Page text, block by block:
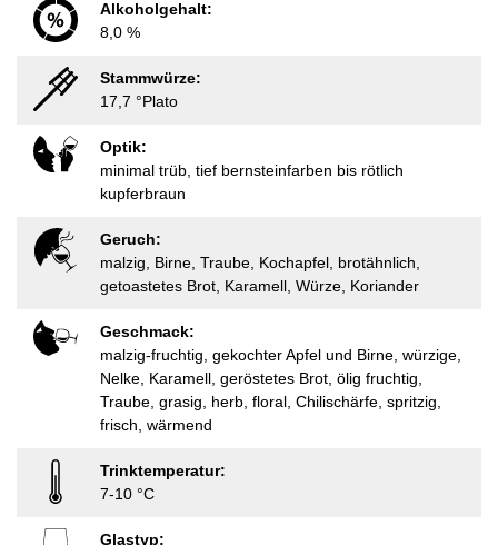
Alkoholgehalt:
8,0 %
Stammwürze:
17,7 °Plato
Optik:
minimal trüb, tief bernsteinfarben bis rötlich
kupferbraun
Geruch:
malzig, Birne, Traube, Kochapfel, brotähnlich,
getoastetes Brot, Karamell, Würze, Koriander
Geschmack:
malzig-fruchtig, gekochter Apfel und Birne, würzige,
Nelke, Karamell, geröstetes Brot, ölig fruchtig,
Traube, grasig, herb, floral, Chilischärfe, spritzig,
frisch, wärmend
Trinktemperatur:
7-10 °C
Glastyp: